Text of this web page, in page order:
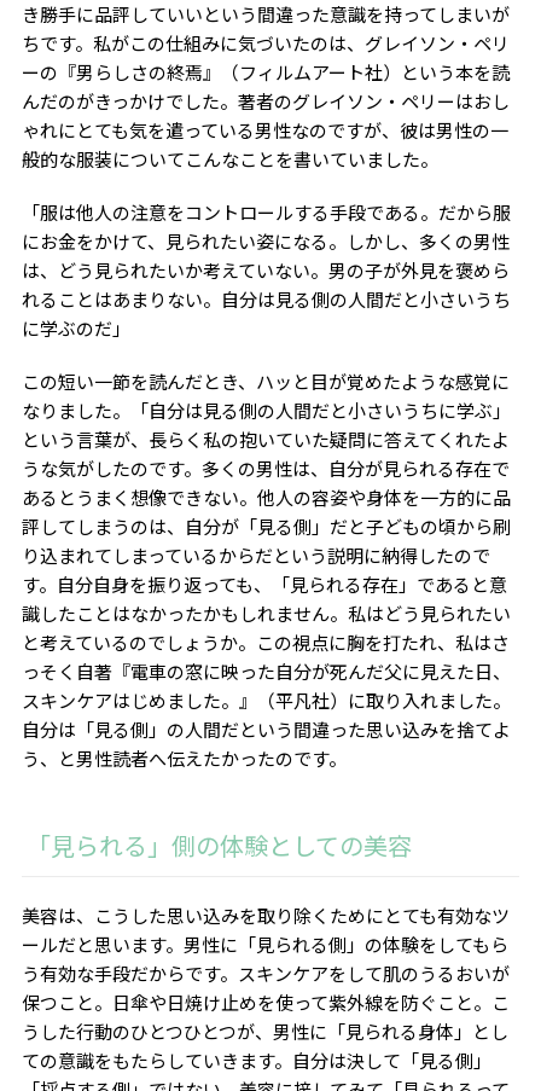
き勝手に品評していいという間違った意識を持ってしまいが
ちです。私がこの仕組みに気づいたのは、グレイソン・ペリ
ーの『男らしさの終焉』（フィルムアート社）という本を読
んだのがきっかけでした。著者のグレイソン・ペリーはおし
ゃれにとても気を遣っている男性なのですが、彼は男性の一
般的な服装についてこんなことを書いていました。
「服は他人の注意をコントロールする手段である。だから服
にお金をかけて、見られたい姿になる。しかし、多くの男性
は、どう見られたいか考えていない。男の子が外見を褒めら
れることはあまりない。自分は見る側の人間だと小さいうち
に学ぶのだ」
この短い一節を読んだとき、ハッと目が覚めたような感覚に
なりました。「自分は見る側の人間だと小さいうちに学ぶ」
という言葉が、長らく私の抱いていた疑問に答えてくれたよ
うな気がしたのです。多くの男性は、自分が見られる存在で
あるとうまく想像できない。他人の容姿や身体を一方的に品
評してしまうのは、自分が「見る側」だと子どもの頃から刷
り込まれてしまっているからだという説明に納得したので
す。自分自身を振り返っても、「見られる存在」であると意
識したことはなかったかもしれません。私はどう見られたい
と考えているのでしょうか。この視点に胸を打たれ、私はさ
っそく自著『電車の窓に映った自分が死んだ父に見えた日、
スキンケアはじめました。』（平凡社）に取り入れました。
自分は「見る側」の人間だという間違った思い込みを捨てよ
う、と男性読者へ伝えたかったのです。
「見られる」側の体験としての美容
美容は、こうした思い込みを取り除くためにとても有効なツ
ールだと思います。男性に「見られる側」の体験をしてもら
う有効な手段だからです。スキンケアをして肌のうるおいが
保つこと。日傘や日焼け止めを使って紫外線を防ぐこと。こ
うした行動のひとつひとつが、男性に「見られる身体」とし
ての意識をもたらしていきます。自分は決して「見る側」